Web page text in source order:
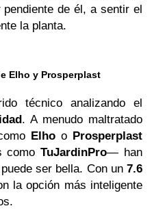
de él, a sentir el
la planta.
Elho y Prosperplast
técnico analizando el
. A menudo maltratado
Elho o Prosperplast
comoTuJardinPro— han
ser bella. Con un 7.6
la opción más inteligente